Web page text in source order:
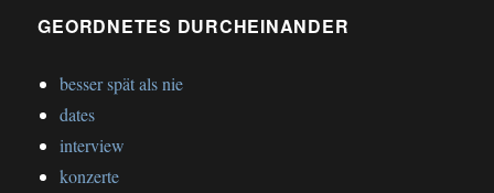
GEORDNETES DURCHEINANDER
besser spät als nie
dates
interview
konzerte